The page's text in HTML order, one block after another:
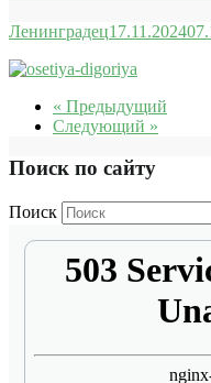
Ленинградец17.11.2024
« Предыдущий
Следующий »
Поиск по сайту
Поиск